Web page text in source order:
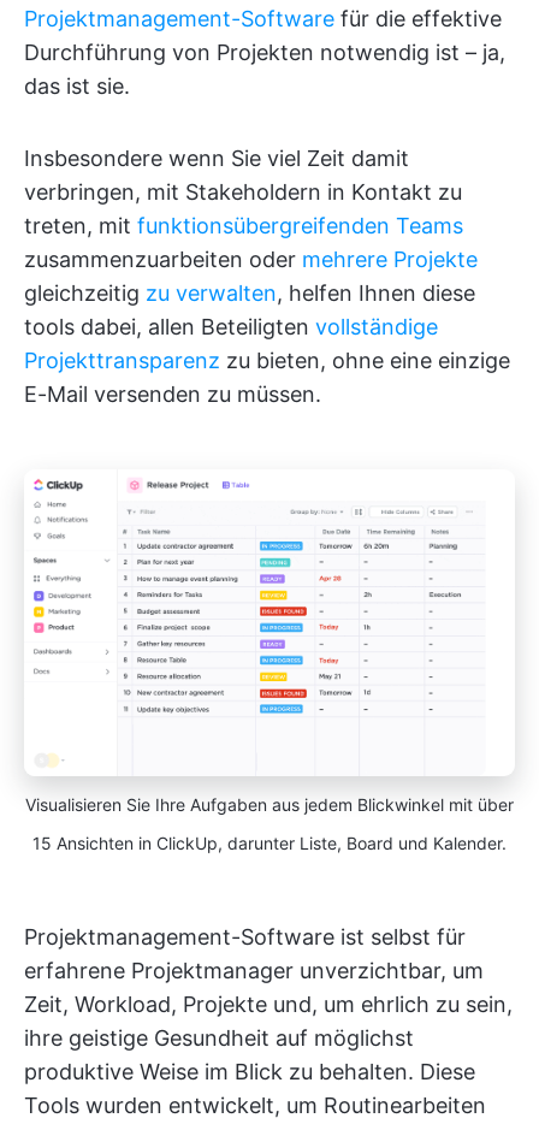
Projektmanagement-Software für die effektive
Durchführung von Projekten notwendig ist – ja,
das ist sie.
Insbesondere wenn Sie viel Zeit damit
verbringen, mit Stakeholdern in Kontakt zu
treten, mit funktionsübergreifenden Teams
zusammenzuarbeiten oder mehrere Projekte
gleichzeitig zu verwalten, helfen Ihnen diese
tools dabei, allen Beteiligten vollständige
Projekttransparenz zu bieten, ohne eine einzige
E-Mail versenden zu müssen.
Visualisieren Sie Ihre Aufgaben aus jedem Blickwinkel mit über
15 Ansichten in ClickUp, darunter Liste, Board und Kalender.
Projektmanagement-Software ist selbst für
erfahrene Projektmanager unverzichtbar, um
Zeit, Workload, Projekte und, um ehrlich zu sein,
ihre geistige Gesundheit auf möglichst
produktive Weise im Blick zu behalten. Diese
Tools wurden entwickelt, um Routinearbeiten